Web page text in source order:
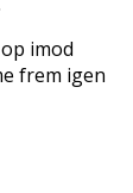
imod
frem igen